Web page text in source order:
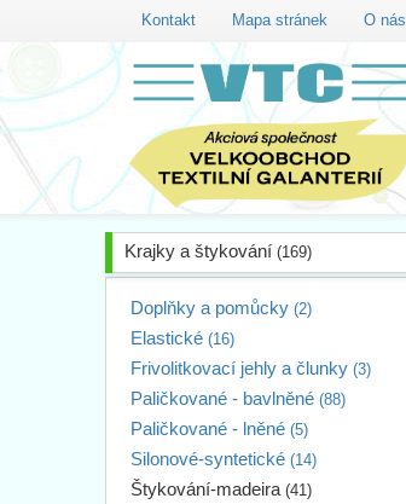
Kontakt Mapa stránek O nás
Krajky a štykování (169)
Doplňky a pomůcky (2)
Elastické (16)
Frivolitkovací jehly a člunky (3)
Paličkované - bavlněné (88)
Paličkované - lněné (5)
Silonové-syntetické (14)
Štykování-madeira (41)